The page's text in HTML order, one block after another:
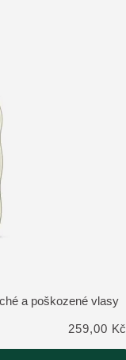
a poškozené vlasy
3 zákazníky
259,00 Kč